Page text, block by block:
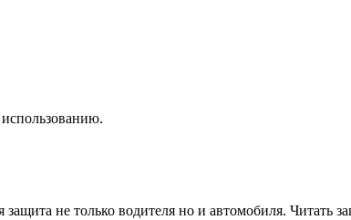
использованию.
не только водителя но и автомобиля. Читать